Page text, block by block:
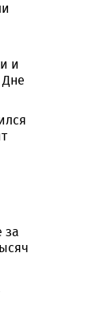
и
Дне
за